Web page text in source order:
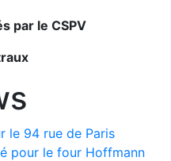
par le CSPV
le 94 rue de Paris
pour le four Hoffmann